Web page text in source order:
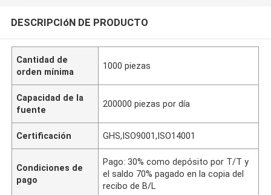
DESCRIPCIóN DE PRODUCTO
Cantidad de
orden mínima
1000 piezas
Capacidad de la
fuente
200000 piezas por día
Certificación GHS,ISO9001,ISO14001
Condiciones de
pago
Pago: 30% como depósito por T/T y
el saldo 70% pagado en la copia del
recibo de B/L